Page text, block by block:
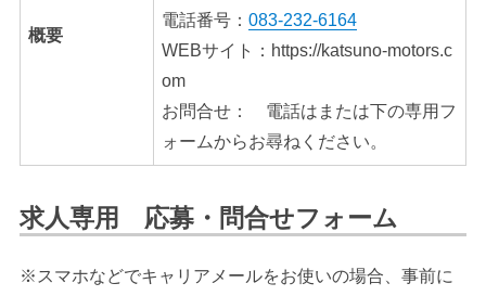
概要
電話番号： 083-232-6164
WEBサイト：https://katsuno-motors.c
om
お問合せ： 電話はまたは下の専用フ
ォームからお尋ねください。
求人専用 応募・問合せフォーム
※スマホなどでキャリアメールをお使いの場合、事前に